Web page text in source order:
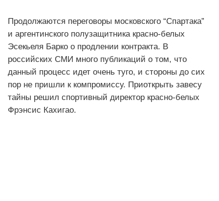
Продолжаются переговоры московского “Спартака”
и аргентинского полузащитника красно-белых
Эсекьеля Барко о продлении контракта. В
российских СМИ много публикаций о том, что
данный процесс идет очень туго, и стороны до сих
пор не пришли к компромиссу. Приоткрыть завесу
тайны решил спортивный директор красно-белых
Фрэнсис Кахигао.